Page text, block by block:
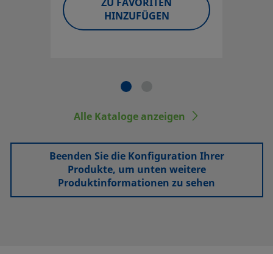
ZU FAVORITEN
HINZUFÜGEN
Alle Kataloge anzeigen
Beenden Sie die Konfiguration Ihrer
Produkte, um unten weitere
Produktinformationen zu sehen